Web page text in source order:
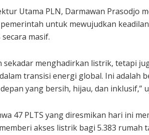
Utama PLN, Darmawan Prasodjo
untuk mewujudkan
masif.
sekadar menghadirkan listrik, tetapi
transisi energi global. Ini
yang bersih, hijau, dan inklusif,”
47 PLTS yang diresmikan hari ini
akses listrik bagi 5.383 rumah